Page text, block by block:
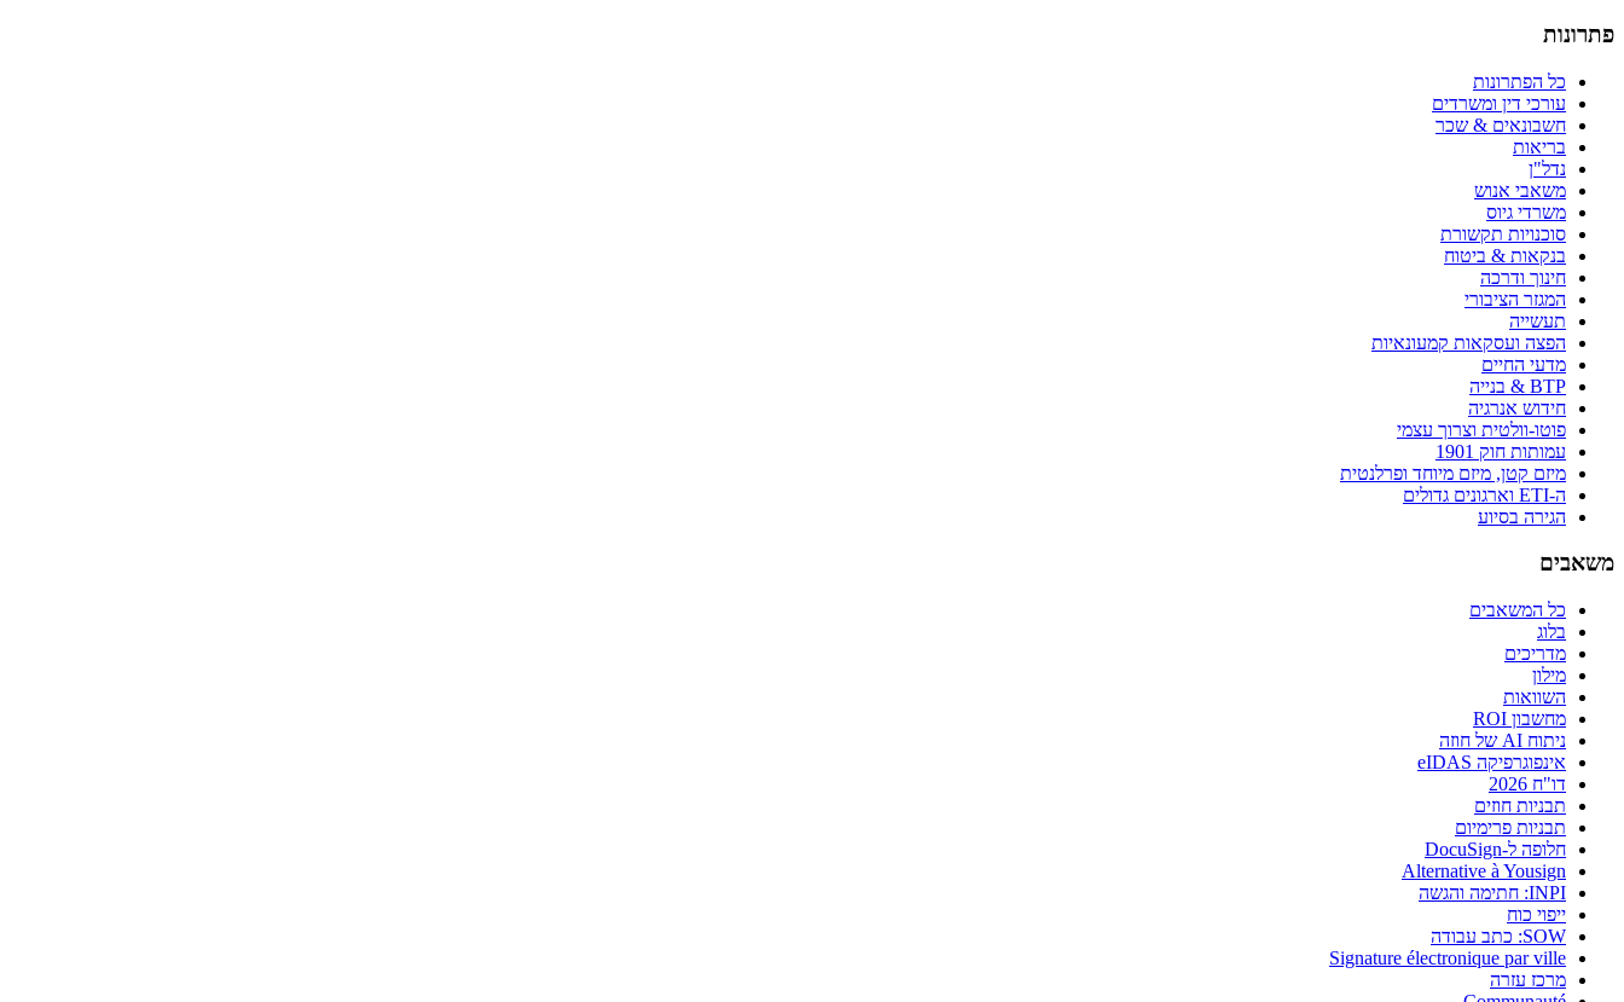
פתרונות
כל הפתרונות
עורכי דין ומשרדים
חשבונאים & שכר
בריאות
נדל"ן
משאבי אנוש
משרדי גיוס
סוכנויות תקשורת
בנקאות & ביטוח
חינוך ודרכה
המגזר הציבורי
תעשייה
הפצה ועסקאות קמעונאיות
מדעי החיים
BTP & בנייה
חידוש אנרגיה
פוטו-וולטית וצרוך עצמי
עמותות חוק 1901
מיזם קטן, מיזם מיוחד ופרלנטית
ה-ETI וארגונים גדולים
הגירה בסיוע
משאבים
כל המשאבים
בלוג
מדריכים
מילון
השוואות
מחשבון ROI
ניתוח AI של חוזה
אינפוגרפיקה eIDAS
דו"ח 2026
תבניות חוזים
תבניות פרימיום
חלופה ל-DocuSign
Alternative à Yousign
INPI: חתימה והגשה
ייפוי כוח
SOW: כתב עבודה
Signature électronique par ville
מרכז עזרה